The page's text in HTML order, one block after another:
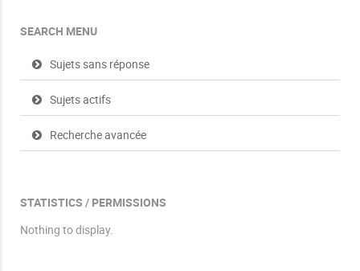
SEARCH MENU
Sujets sans réponse
Sujets actifs
Recherche avancée
STATISTICS / PERMISSIONS
Nothing to display.